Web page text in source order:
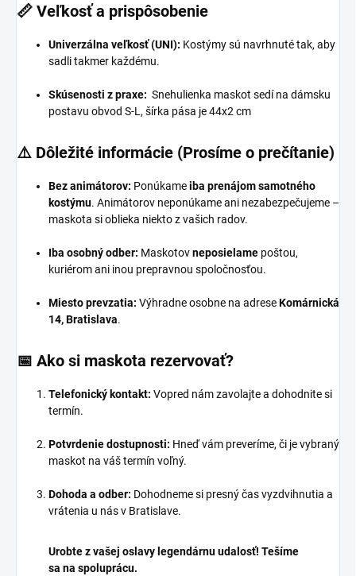
📏 Veľkosť a prispôsobenie
Univerzálna veľkosť (UNI): Kostýmy sú navrhnuté tak, aby
sadli takmer každému.
Skúsenosti z praxe: Snehulienka maskot sedí na dámsku
postavu obvod S-L, šírka pása je 44x2 cm
⚠️ Dôležité informácie (Prosíme o prečítanie)
Bez animátorov: Ponúkameiba prenájom samotného
kostýmu. Animátorov neponúkame ani nezabezpečujeme –
maskota si oblieka niekto z vašich radov.
Iba osobný odber: Maskotovneposielame poštou,
kuriérom ani inou prepravnou spoločnosťou.
Miesto prevzatia: Výhradne osobne na adreseKomárnická
14, Bratislava.
📅 Ako si maskota rezervovať?
Telefonický kontakt: Vopred nám zavolajte a dohodnite si
termín.
Potvrdenie dostupnosti: Hneď vám preveríme, či je vybraný
maskot na váš termín voľný.
Dohoda a odber: Dohodneme si presný čas vyzdvihnutia a
vrátenia u nás v Bratislave.
Urobte z vašej oslavy legendárnu udalosť! Tešíme
sa na spoluprácu.